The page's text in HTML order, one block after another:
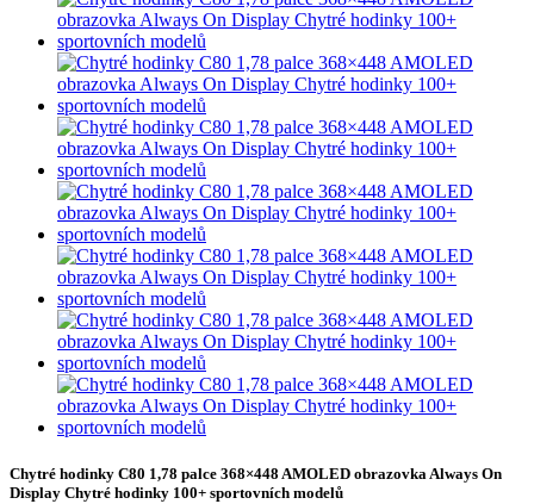
Chytré hodinky C80 1,78 palce 368×448 AMOLED obrazovka Always On
Display Chytré hodinky 100+ sportovních modelů